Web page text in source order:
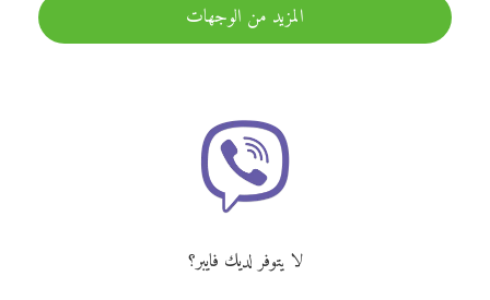
المزيد من الوجهات
لا يتوفر لديك فايبر؟